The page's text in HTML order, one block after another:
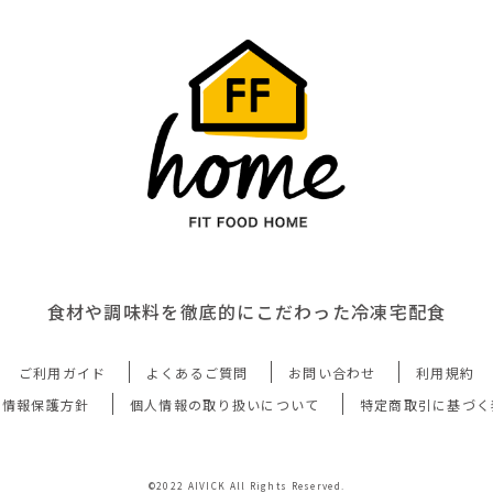
食材や調味料を徹底的にこだわった冷凍宅配食
ご利用ガイド よくあるご質問 お問い合わせ
利用規約
報保護方針
個人情報の取り扱いについて 特定商取引に基づ
©2022 AIVICK All Rights Reserved.